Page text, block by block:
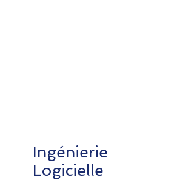
Ingénierie
Logicielle